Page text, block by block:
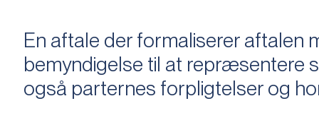
En aftale der formaliserer
bemyndigelse til at repræsentere
også parternes forpligtelser og